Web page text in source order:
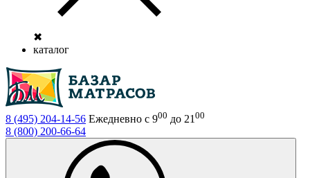
✖
каталог
8 (495) 204-14-56 Ежедневно с 900 до 21 00
8 (800) 200-66-64